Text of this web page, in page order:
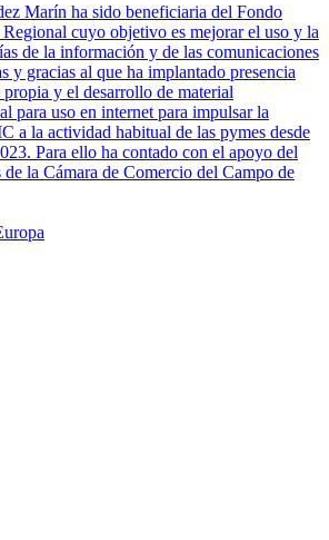
Marín ha sido beneficiaria del Fondo
cuyo objetivo es mejorar el uso y la
de la información y de las comunicaciones
y gracias al que ha implantado presencia
y el desarrollo de material
para uso en internet para impulsar la
a la actividad habitual de las pymes desde
Para ello ha contado con el apoyo del
la Cámara de Comercio del Campo de